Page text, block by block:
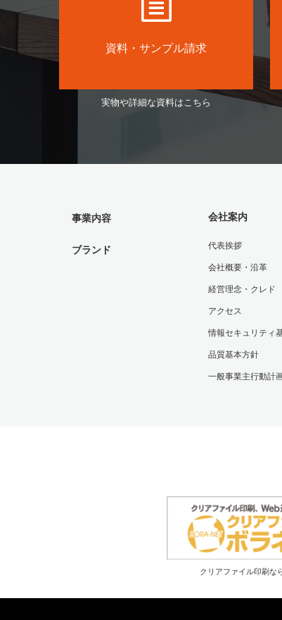
資料・サンプル請求
実物や詳細な資料はこちら
事業内容
ブランド
会社案内
代表挨拶
会社概要・沿革
経営理念・クレド
アクセス
情報セキュリティ
品質基本方針
一般事業主行動計
クリアファイル印刷な